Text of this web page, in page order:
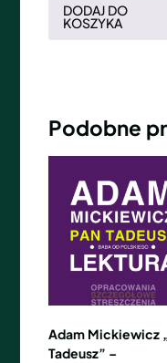
DODAJ DO
KOSZYKA
Podobne
Adam Mickiewicz
Tadeusz” –